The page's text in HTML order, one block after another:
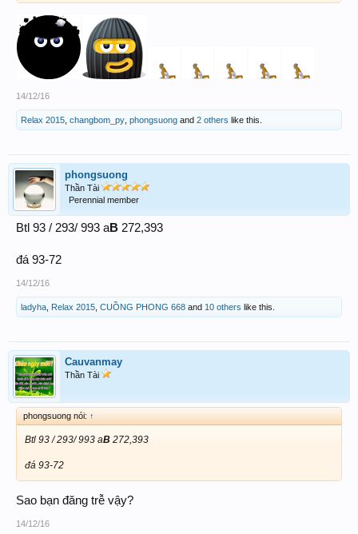
14/12/16
Relax 2015 changbom_py phongsuong and 2 others like this.
phongsuong
Thần Tài
Perennial member
Btl 93 / 293/ 993 aB 272,393
đá 93-72
14/12/16
ladyha Relax 2015 CUỒNG PHONG 668 and 10 others like this.
Cauvanmay
Thần Tài
phongsuong nói: ↑
Btl 93 / 293/ 993 aB 272,393
đá 93-72
Sao bạn đăng trễ vậy?
14/12/16